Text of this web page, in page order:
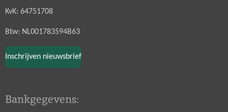
KvK: 64751708
Btw: NL001783594B63
Inschrijven nieuwsbrief
Bankgegevens: